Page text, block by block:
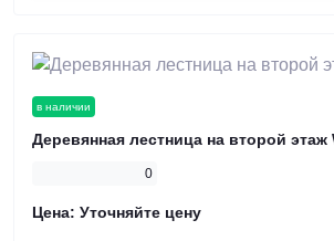
в наличии
Деревянная лестница на второй этаж
0
Цена: Уточняйте цену